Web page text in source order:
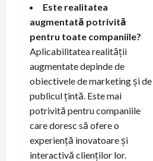
Este realitatea
augmentată potrivită
pentru toate companiile?
Aplicabilitatea realității
augmentate depinde de
obiectivele de marketing și de
publicul țintă. Este mai
potrivită pentru companiile
care doresc să ofere o
experiență inovatoare și
interactivă clienților lor.